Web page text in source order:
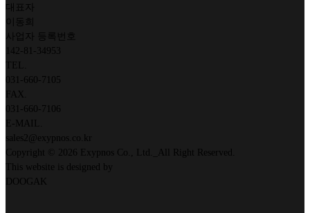
대표자
이동희
사업자 등록번호
142-81-34953
TEL.
031-660-7105
FAX.
031-660-7106
E-MAIL.
sales2@exypnos.co.kr
Copyright © 2026 Exypnos Co., Ltd._All Right Reserved.
This website is designed by
DOOGAK